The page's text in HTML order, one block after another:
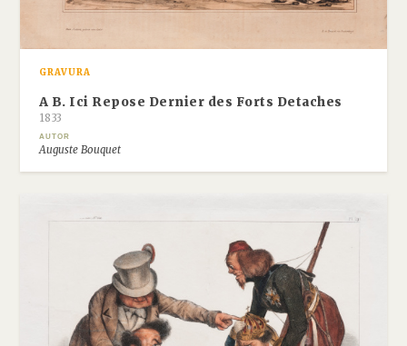
GRAVURA
A B. Ici Repose Dernier des Forts Detaches
1833
AUTOR
Auguste Bouquet